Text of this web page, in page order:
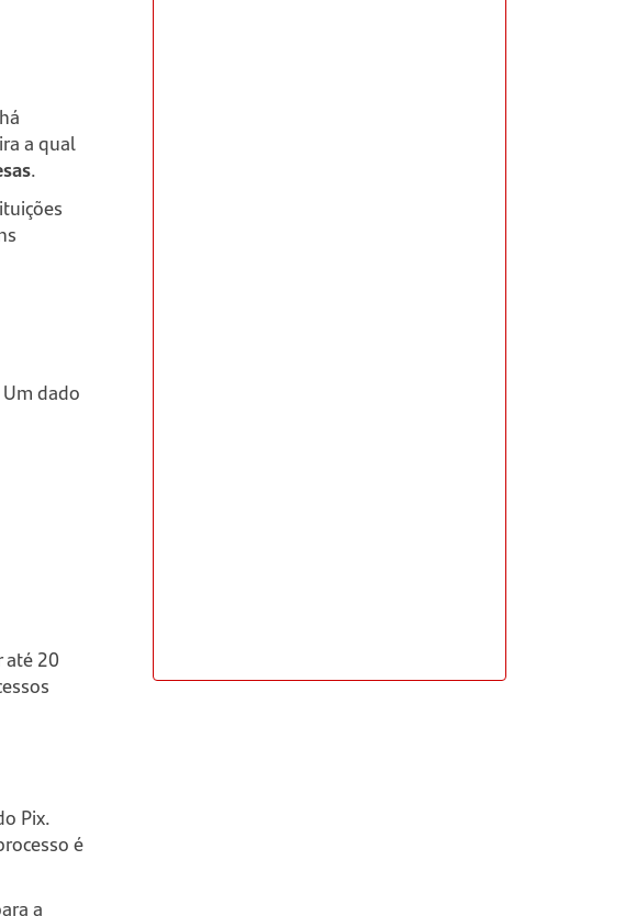
a qual
.
dado
até 20
Pix.
é
a